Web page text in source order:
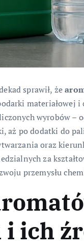
sprawił, że
materiałowej i
wyrobów –
aż po dodatki do
oraz
za
przemysłu
ich